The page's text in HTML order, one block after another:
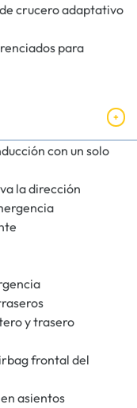
crucero adaptativo
para
con un solo
la dirección
y trasero
frontal del
asientos